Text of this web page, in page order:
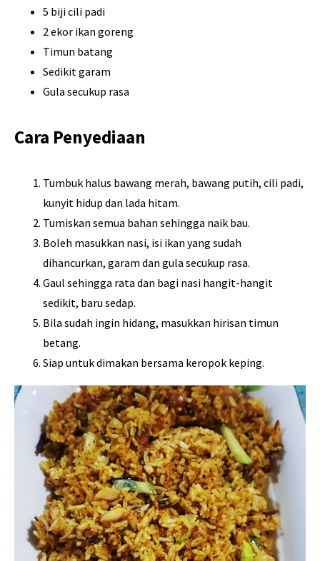
5 biji cili padi
2 ekor ikan goreng
Timun batang
Sedikit garam
Gula secukup rasa
Cara Penyediaan
Tumbuk halus bawang merah, bawang putih, cili padi,
kunyit hidup dan lada hitam.
Tumiskan semua bahan sehingga naik bau.
Boleh masukkan nasi, isi ikan yang sudah
dihancurkan, garam dan gula secukup rasa.
Gaul sehingga rata dan bagi nasi hangit-hangit
sedikit, baru sedap.
Bila sudah ingin hidang, masukkan hirisan timun
betang.
Siap untuk dimakan bersama keropok keping.